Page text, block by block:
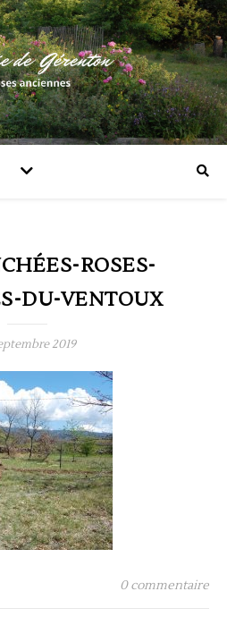
ROSES-
DU-VENTOUX
2019
0 commentaire